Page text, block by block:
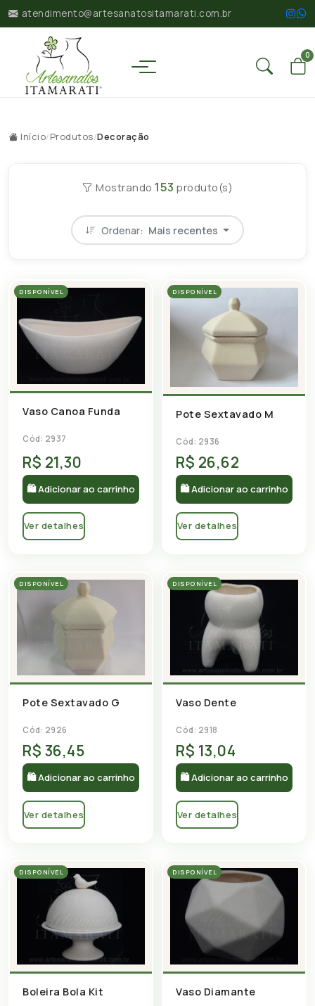
atendimento@artesanatositamarati.com.br
0
Início/Produtos/Decoração
Mostrando 153 produto(s)
Ordenar: Mais recentes
DISPONÍVEL
Vaso Canoa Funda
Cód: 2937
R$ 21,30
🛍 Adicionar ao carrinho
Ver detalhes
DISPONÍVEL
Pote Sextavado M
Cód: 2936
R$ 26,62
🛍 Adicionar ao carrinho
Ver detalhes
DISPONÍVEL
Pote Sextavado G
Cód: 2926
R$ 36,45
🛍 Adicionar ao carrinho
Ver detalhes
DISPONÍVEL
Vaso Dente
Cód: 2918
R$ 13,04
🛍 Adicionar ao carrinho
Ver detalhes
DISPONÍVEL
Boleira Bola Kit
DISPONÍVEL
Vaso Diamante